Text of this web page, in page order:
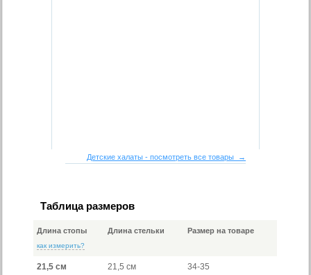
Детские халаты - посмотреть все товары →
Таблица размеров
Длина стопы
как измерить?
Длина стельки Размер на товаре
21,5 см 21,5 см 34-35